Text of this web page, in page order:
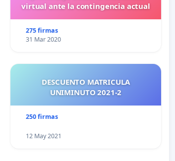
virtual ante la contingencia actual
275 firmas
31 Mar 2020
DESCUENTO MATRICULA
UNIMINUTO 2021-2
250 firmas
12 May 2021